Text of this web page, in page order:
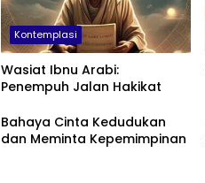
Kontemplasi
Wasiat Ibnu Arabi:
Penempuh Jalan Hakikat
Bahaya Cinta Kedudukan
dan Meminta Kepemimpinan